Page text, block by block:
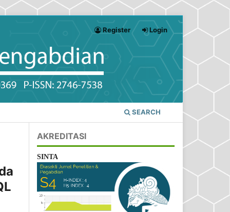
SEARCH
Register Login
AKREDITASI
SINTA